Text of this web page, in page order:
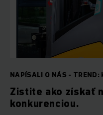
NAPÍSALI O NÁS - TREND:
Zistite ako získať
konkurenciou.